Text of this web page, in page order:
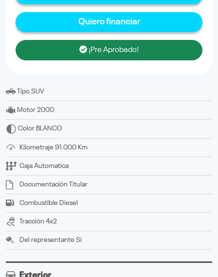
Quiero financiar
¡Pre Aprobado!
Tipo SUV
Motor 2000
Color BLANCO
Kilometraje 91.000 Km
Caja Automatica
Documentación titular
Combustible Diesel
Tracción 4x2
Del representante Si